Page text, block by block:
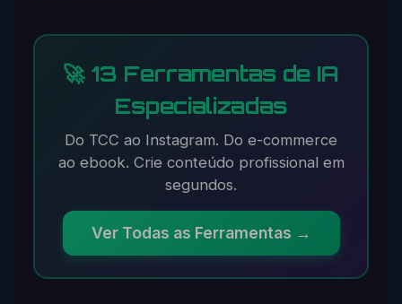
🚀 13 Ferramentas de IA
Especializadas
Do TCC ao Instagram. Do e-commerce
ao ebook. Crie conteúdo profissional em
segundos.
Ver Todas as Ferramentas →